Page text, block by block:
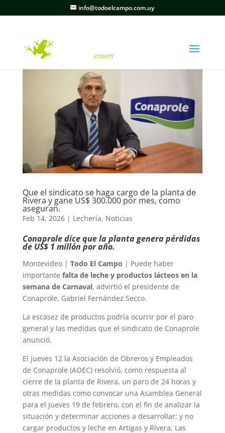
info@todoelcampo.com.uy
Que el sindicato se haga cargo de la planta de
Rivera y gane US$ 300.000 por mes, como
aseguran.
Feb 14, 2026| Lechería, Noticias
Conaprole dice que la planta genera pérdidas
de US$ 1 millón por año.
Montevideo | Todo El Campo | Puede haber
importante falta de leche y productos lácteos en la
semana de Carnaval, advirtió el presidente de
Conaprole, Gabriel Fernández Secco.
La escasez de productos podría ocurrir por el paro
general y las medidas que el sindicato de Conaprole
anunció.
El jueves 12 la Asociación de Obreros y Empleados
de Conaprole (AOEC) resolvió, como respuesta al
cierre de la planta de Rivera, un paro de 24 horas y
otras medidas como convocar una Asamblea General
para el jueves 19 de febrero, con el fin de analizar la
situación y determinar acciones a desarrollar; y no
cargar productos y leche en Artigas y Rivera. Las